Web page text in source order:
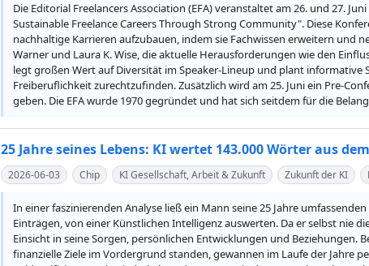
Die Editorial Freelancers Association (EFA) veranstaltet am 26. und 27.
Sustainable Freelance Careers Through Strong Community". Diese
nachhaltige Karrieren aufzubauen, indem sie Fachwissen erweitern und
Warner und Laura K. Wise, die aktuelle Herausforderungen wie den
legt großen Wert auf Diversität im Speaker-Lineup und plant informative
Freiberuflichkeit zurechtzufinden. Zusätzlich wird am 25. Juni ein Pre-
geben. Die EFA wurde 1970 gegründet und hat sich seitdem für die
25 Jahre seines Lebens: KI wertet 143.000 Wörter aus
2026-06-03 Chip KI Gesellschaft, Arbeit & Zukunft Zukunft der KI
In einer faszinierenden Analyse ließ ein Mann seine 25 Jahre
Einträgen, von einer Künstlichen Intelligenz auswerten. Da er selbst nie
Einsicht in seine Sorgen, persönlichen Entwicklungen und Beziehungen.
finanzielle Ziele im Vordergrund standen, gewannen im Laufe der Jahre